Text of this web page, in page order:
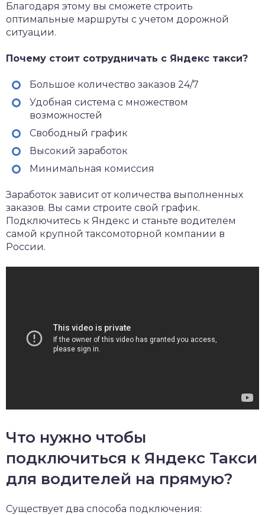
Благодаря этому вы сможете строить
оптимальные маршруты с учетом дорожной
ситуации.
Почему стоит сотрудничать с Яндекс такси?
Большое количество заказов 24/7
Удобная система с множеством
возможностей
Свободный график
Высокий заработок
Минимальная комиссия
Заработок зависит от количества выполненных
заказов. Вы сами строите свой график.
Подключитесь к Яндекс и станьте водителем
самой крупной таксомоторной компании в
России.
Что нужно чтобы
подключиться к Яндекс Такси
для водителей на прямую?
Существует два способа подключения: